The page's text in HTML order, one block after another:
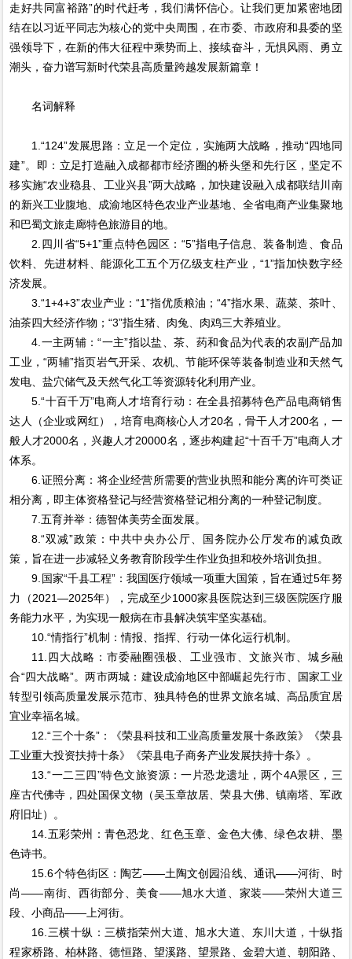
走好共同富裕路”的时代赶考，我们满怀信心。让我们更加紧密地团
结在以习近平同志为核心的党中央周围，在市委、市政府和县委的坚
强领导下，在新的伟大征程中乘势而上、接续奋斗，无惧风雨、勇立
潮头，奋力谱写新时代荣县高质量跨越发展新篇章！
名词解释
1.“124”发展思路：立足一个定位，实施两大战略，推动“四地同
建”。即：立足打造融入成都都市经济圈的桥头堡和先行区，坚定不
移实施“农业稳县、工业兴县”两大战略，加快建设融入成都联结川南
的新兴工业腹地、成渝地区特色农业产业基地、全省电商产业集聚地
和巴蜀文旅走廊特色旅游目的地。
2.四川省“5+1”重点特色园区：“5”指电子信息、装备制造、食品
饮料、先进材料、能源化工五个万亿级支柱产业，“1”指加快数字经
济发展。
3.“1+4+3”农业产业：“1”指优质粮油；“4”指水果、蔬菜、茶叶、
油茶四大经济作物；“3”指生猪、肉兔、肉鸡三大养殖业。
4.一主两辅：“一主”指以盐、茶、药和食品为代表的农副产品加
工业，“两辅”指页岩气开采、农机、节能环保等装备制造业和天然气
发电、盐穴储气及天然气化工等资源转化利用产业。
5.“十百千万”电商人才培育行动：在全县招募特色产品电商销售
达人（企业或网红），培育电商核心人才20名，骨干人才200名，一
般人才2000名，兴趣人才20000名，逐步构建起“十百千万”电商人才
体系。
6.证照分离：将企业经营所需要的营业执照和能分离的许可类证
相分离，即主体资格登记与经营资格登记相分离的一种登记制度。
7.五育并举：德智体美劳全面发展。
8.“双减”政策：中共中央办公厅、国务院办公厅发布的减负政
策，旨在进一步减轻义务教育阶段学生作业负担和校外培训负担。
9.国家“千县工程”：我国医疗领域一项重大国策，旨在通过5年努
力（2021—2025年），完成至少1000家县医院达到三级医院医疗服
务能力水平，为实现一般病在市县解决筑牢坚实基础。
10.“情指行”机制：情报、指挥、行动一体化运行机制。
11.四大战略：市委融圈强极、工业强市、文旅兴市、城乡融
合“四大战略”。两市两城：建设成渝地区中部崛起先行市、国家工业
转型引领高质量发展示范市、独具特色的世界文旅名城、高品质宜居
宜业幸福名城。
12.“三个十条”：《荣县科技和工业高质量发展十条政策》《荣县
工业重大投资扶持十条》《荣县电子商务产业发展扶持十条》。
13.“一二三四”特色文旅资源：一片恐龙遗址，两个4A景区，三
座古代佛寺，四处国保文物（吴玉章故居、荣县大佛、镇南塔、军政
府旧址）。
14.五彩荣州：青色恐龙、红色玉章、金色大佛、绿色农耕、墨
色诗书。
15.6个特色街区：陶艺——土陶文创园沿线、通讯——河街、时
尚——南街、西街部分、美食——旭水大道、家装——荣州大道三
段、小商品——上河街。
16.三横十纵：三横指荣州大道、旭水大道、东川大道，十纵指
程家桥路、柏林路、德恒路、望溪路、望景路、金碧大道、朝阳路、